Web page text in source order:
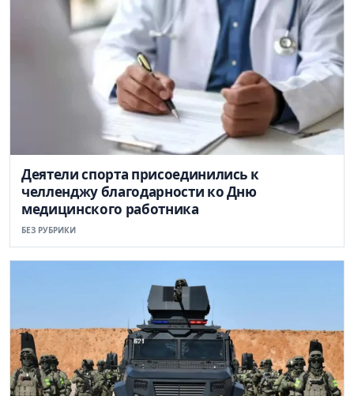
Деятели спорта присоединились к
челленджу благодарности ко Дню
медицинского работника
БЕЗ РУБРИКИ